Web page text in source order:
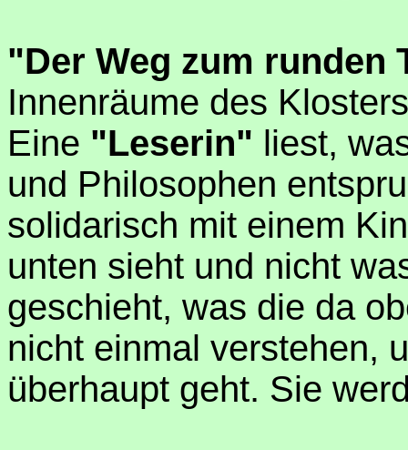
"Der Weg zum runden
Innenräume des
Eine "Leserin" liest,
und Philosophen
solidarisch mit einem
unten sieht und nicht
geschieht, was die da
nicht einmal verstehen,
überhaupt geht. Sie